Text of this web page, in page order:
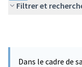
Filtrer et
Dans le cadre de